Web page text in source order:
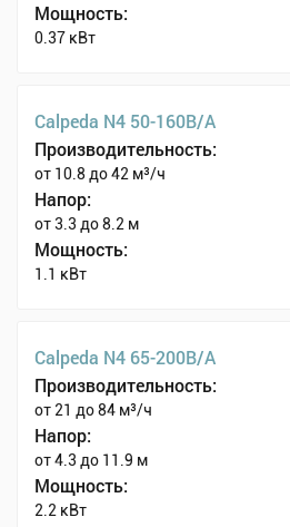
Мощность:
0.37 кВт
Calpeda N4 50-160B/A
Производительность:
от 10.8 до 42 м³/ч
Напор:
от 3.3 до 8.2 м
Мощность:
1.1 кВт
Calpeda N4 65-200B/A
Производительность:
от 21 до 84 м³/ч
Напор:
от 4.3 до 11.9 м
Мощность:
2.2 кВт